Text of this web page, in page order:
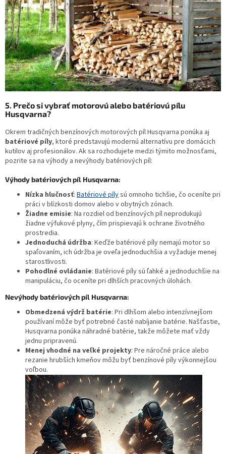
5. Prečo si vybrať motorovú alebo batériovú pílu
Husqvarna?
Okrem tradičných benzínových motorových píl Husqvarna ponúka aj
batériové píly, ktoré predstavujú modernú alternatívu pre domácich
kutilov aj profesionálov. Ak sa rozhodujete medzi týmito možnosťami,
pozrite sa na výhody a nevýhody batériových píl:
Výhody batériových píl Husqvarna:
Nízka hlučnosť: Batériové pílysú omnoho tichšie, čo oceníte pri
práci v blízkosti domov alebo v obytných zónach.
Žiadne emisie: Na rozdiel od benzínových píl neprodukujú
žiadne výfukové plyny, čím prispievajú k ochrane životného
prostredia.
Jednoduchá údržba: Keďže batériové píly nemajú motor so
spaľovaním, ich údržba je oveľa jednoduchšia a vyžaduje menej
starostlivosti.
Pohodlné ovládanie: Batériové píly sú ľahké a jednoduchšie na
manipuláciu, čo oceníte pri dlhších pracovných úlohách.
Nevýhody batériových píl Husqvarna:
Obmedzená výdrž batérie: Pri dlhšom alebo intenzívnejšom
používaní môže byť potrebné časté nabíjanie batérie. Našťastie,
Husqvarna ponúka náhradné batérie, takže môžete mať vždy
jednu pripravenú.
Menej vhodné na veľké projekty: Pre náročné práce alebo
rezanie hrubších kmeňov môžu byť benzínové píly výkonnejšou
voľbou.